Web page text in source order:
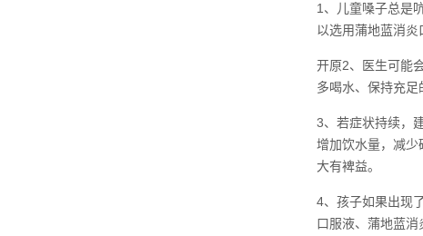
1、儿童嗓子总是
以选用蒲地蓝消
开原2、医生可能
多喝水、保持充足
3、若症状持续，
增加饮水量，减少
大有裨益。
4、孩子如果出现
口服液、蒲地蓝消